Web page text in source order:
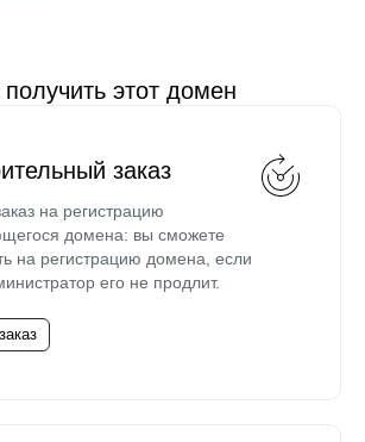
получить этот домен
заказ
на регистрацию
домена: вы сможете
на регистрацию домена, если
его не продлит.